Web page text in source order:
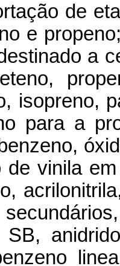
de
e
a
isopreno,
para a
de vinila
SB,